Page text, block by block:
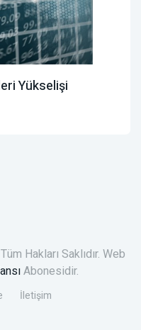
Yükselişi
Hakları Saklıdır. Web
Abonesidir.
İletişim